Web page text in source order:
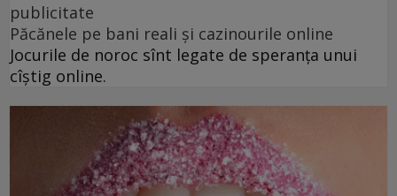
publicitate
Păcănele pe bani reali și cazinourile online
Jocurile de noroc sînt legate de speranța unui
cîștig online.